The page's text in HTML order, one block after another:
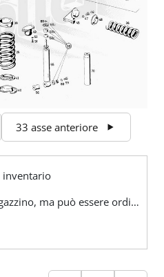
33 asse anteriore
inventario
ma può essere ordinato